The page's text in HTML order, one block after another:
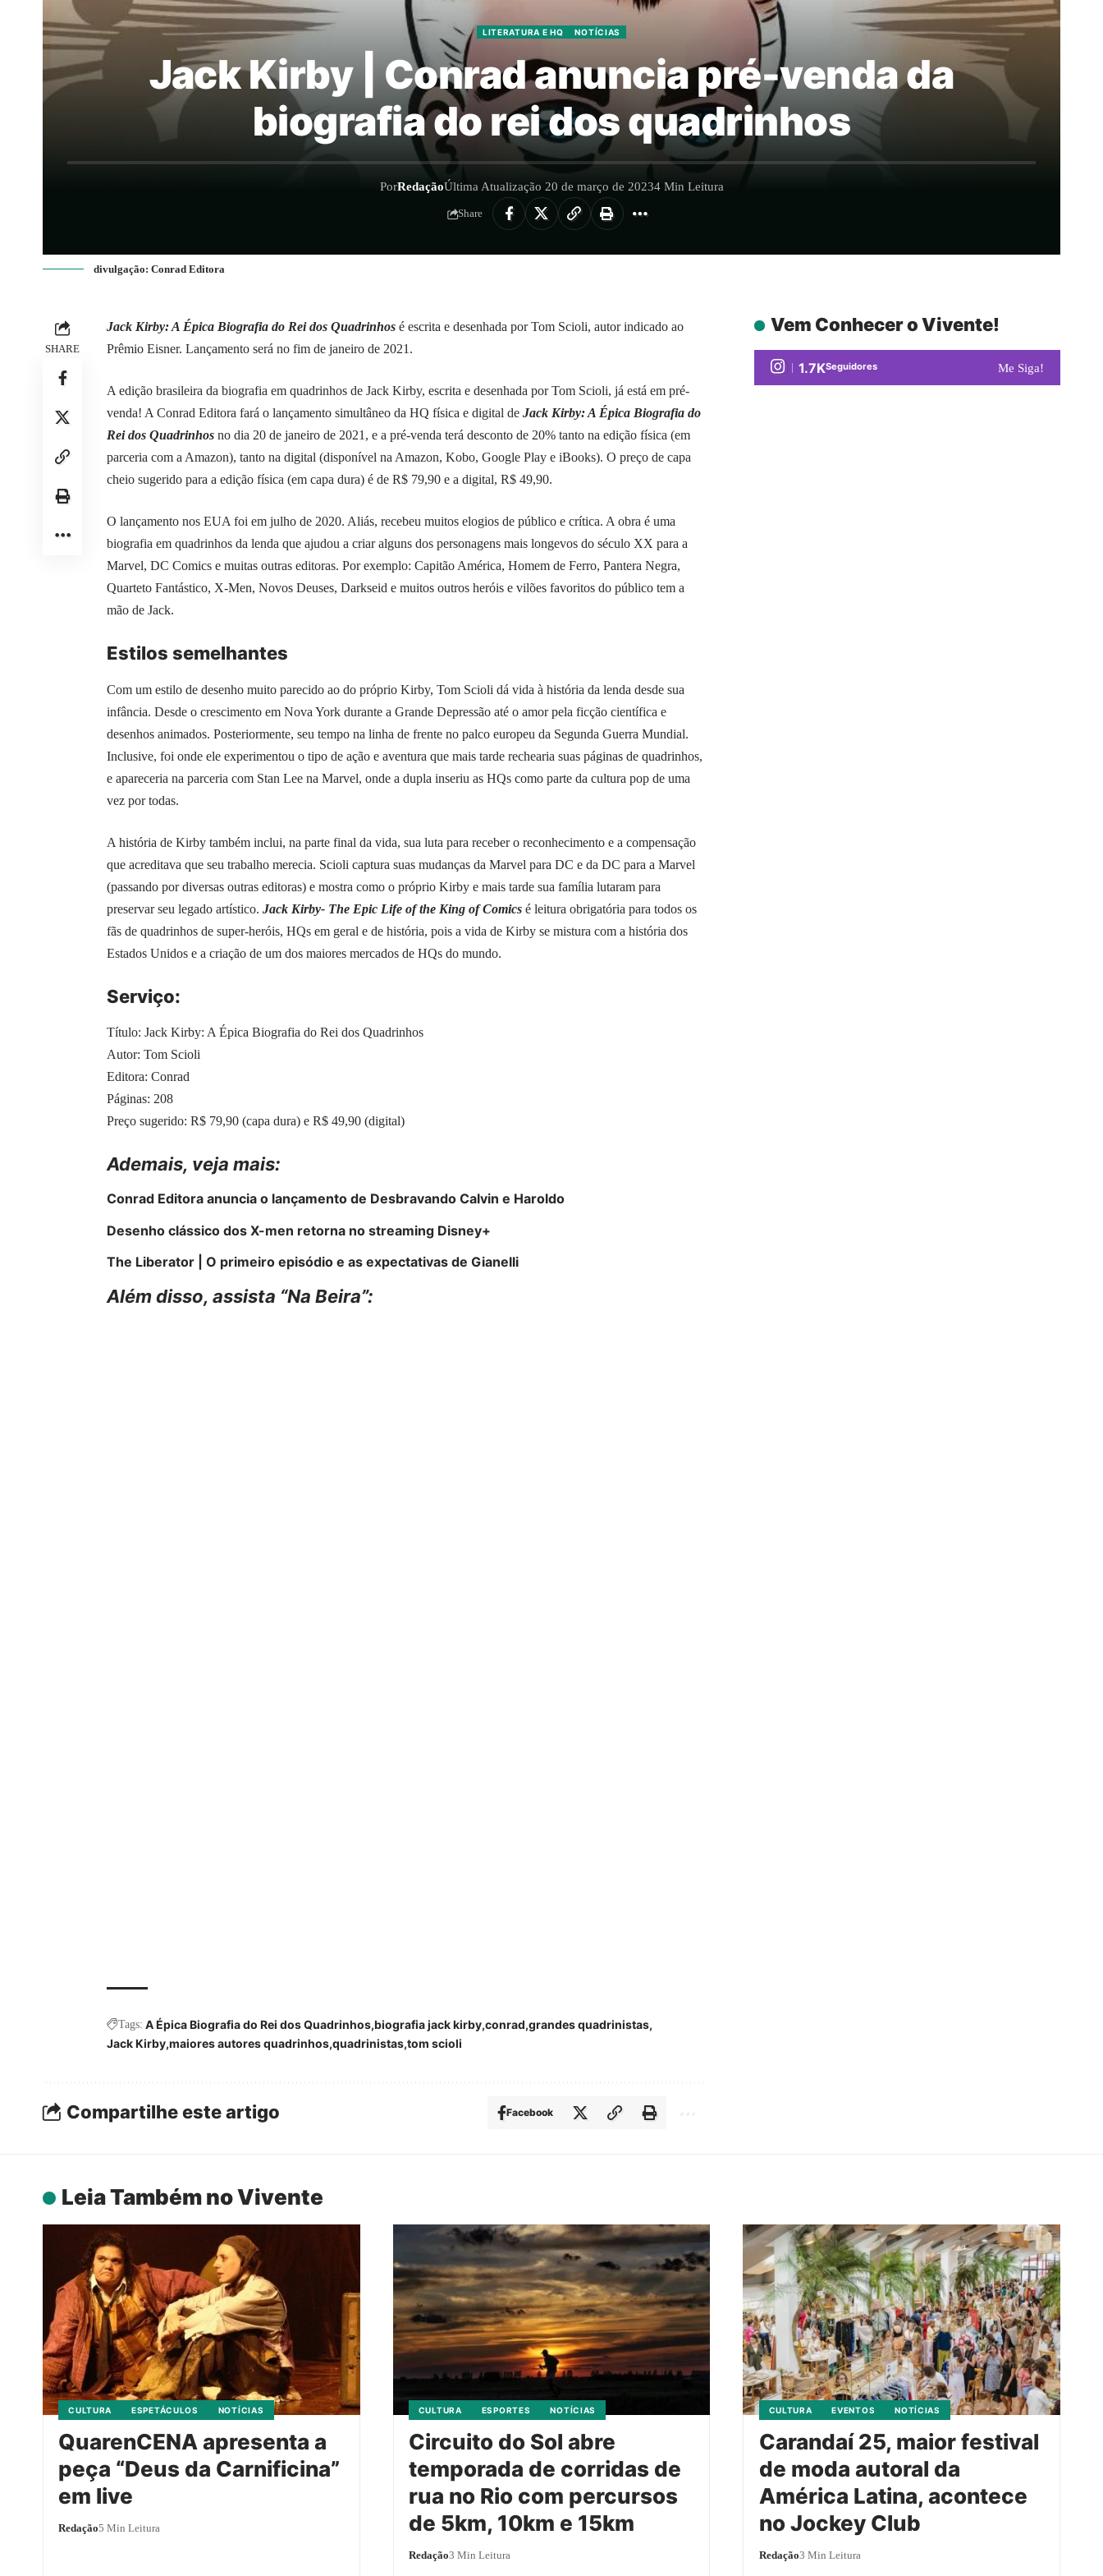
LITERATURA E HQ NOTÍCIAS
Jack Kirby | Conrad anuncia pré-venda da
biografia do rei dos quadrinhos
PorRedaçãoÚltima Atualização 20 de março de 20234 Min Leitura
Share
divulgação: Conrad Editora
SHARE
Jack Kirby: A Épica Biografia do Rei dos Quadrinhos é escrita e desenhada por Tom Scioli, autor indicado ao
Prêmio Eisner. Lançamento será no fim de janeiro de 2021.
A edição brasileira da biografia em quadrinhos de Jack Kirby, escrita e desenhada por Tom Scioli, já está em pré-
venda! A Conrad Editora fará o lançamento simultâneo da HQ física e digital de Jack Kirby: A Épica Biografia do
Rei dos Quadrinhos no dia 20 de janeiro de 2021, e a pré-venda terá desconto de 20% tanto na edição física (em
parceria com a Amazon), tanto na digital (disponível na Amazon, Kobo, Google Play e iBooks). O preço de capa
cheio sugerido para a edição física (em capa dura) é de R$ 79,90 e a digital, R$ 49,90.
O lançamento nos EUA foi em julho de 2020. Aliás, recebeu muitos elogios de público e crítica. A obra é uma
biografia em quadrinhos da lenda que ajudou a criar alguns dos personagens mais longevos do século XX para a
Marvel, DC Comics e muitas outras editoras. Por exemplo: Capitão América, Homem de Ferro, Pantera Negra,
Quarteto Fantástico, X-Men, Novos Deuses, Darkseid e muitos outros heróis e vilões favoritos do público tem a
mão de Jack.
Estilos semelhantes
Com um estilo de desenho muito parecido ao do próprio Kirby, Tom Scioli dá vida à história da lenda desde sua
infância. Desde o crescimento em Nova York durante a Grande Depressão até o amor pela ficção científica e
desenhos animados. Posteriormente, seu tempo na linha de frente no palco europeu da Segunda Guerra Mundial.
Inclusive, foi onde ele experimentou o tipo de ação e aventura que mais tarde rechearia suas páginas de quadrinhos,
e apareceria na parceria com Stan Lee na Marvel, onde a dupla inseriu as HQs como parte da cultura pop de uma
vez por todas.
A história de Kirby também inclui, na parte final da vida, sua luta para receber o reconhecimento e a compensação
que acreditava que seu trabalho merecia. Scioli captura suas mudanças da Marvel para DC e da DC para a Marvel
(passando por diversas outras editoras) e mostra como o próprio Kirby e mais tarde sua família lutaram para
preservar seu legado artístico. Jack Kirby- The Epic Life of the King of Comics é leitura obrigatória para todos os
fãs de quadrinhos de super-heróis, HQs em geral e de história, pois a vida de Kirby se mistura com a história dos
Estados Unidos e a criação de um dos maiores mercados de HQs do mundo.
Serviço:
Título: Jack Kirby: A Épica Biografia do Rei dos Quadrinhos
Autor: Tom Scioli
Editora: Conrad
Páginas: 208
Preço sugerido: R$ 79,90 (capa dura) e R$ 49,90 (digital)
Ademais, veja mais:
Conrad Editora anuncia o lançamento de Desbravando Calvin e Haroldo
Desenho clássico dos X-men retorna no streaming Disney+
The Liberator | O primeiro episódio e as expectativas de Gianelli
Além disso, assista “Na Beira”:
Tags: A Épica Biografia do Rei dos Quadrinhos biografia jack kirby conrad grandes quadrinistas
Jack Kirby maiores autores quadrinhos quadrinistas tom scioli
Compartilhe este artigo Facebook
Vem Conhecer o Vivente!
1.7KSeguidores Me Siga!
Leia Também no Vivente
CULTURA ESPETÁCULOS NOTÍCIAS
QuarenCENA apresenta a
peça “Deus da Carnificina”
em live
Redação5 Min Leitura
CULTURA ESPORTES NOTÍCIAS
Circuito do Sol abre
temporada de corridas de
rua no Rio com percursos
de 5km, 10km e 15km
Redação3 Min Leitura
CULTURA EVENTOS NOTÍCIAS
Carandaí 25, maior festival
de moda autoral da
América Latina, acontece
no Jockey Club
Redação3 Min Leitura